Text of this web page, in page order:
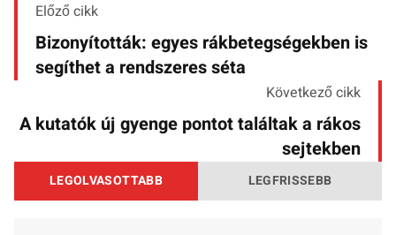
Előző cikk
Bizonyították: egyes rákbetegségekben is
segíthet a rendszeres séta
Következő cikk
A kutatók új gyenge pontot találtak a rákos
sejtekben
LEGOLVASOTTABB LEGFRISSEBB